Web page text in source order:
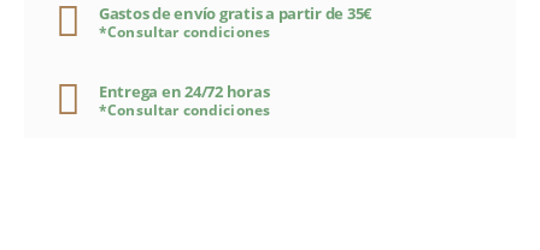
Gastos de envío gratis a partir de 35€
*Consultar condiciones
Entrega en 24/72 horas
*Consultar condiciones